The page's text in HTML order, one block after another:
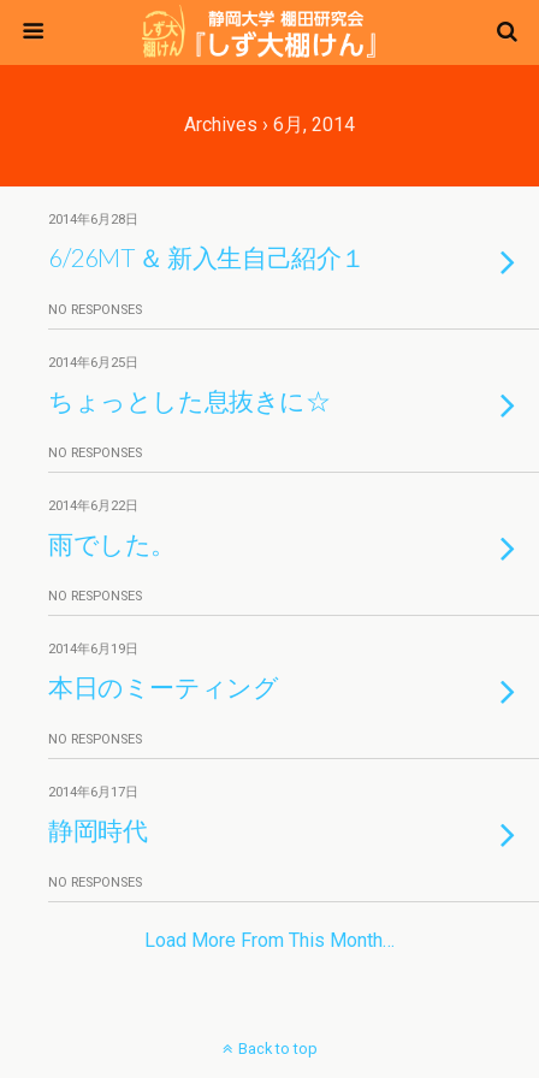
Archives › 6月, 2014
2014年6月28日
6/26MT ＆ 新入生自己紹介１
NO RESPONSES
2014年6月25日
ちょっとした息抜きに☆
NO RESPONSES
2014年6月22日
雨でした。
NO RESPONSES
2014年6月19日
本日のミーティング
NO RESPONSES
2014年6月17日
静岡時代
NO RESPONSES
Load More From This Month…
Back to top